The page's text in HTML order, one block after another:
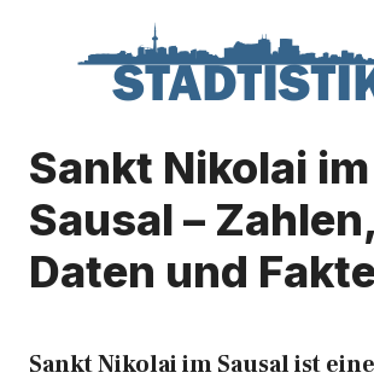
Sankt Nikolai im
Sausal – Zahlen,
Daten und
Sankt Nikolai im Sausal ist